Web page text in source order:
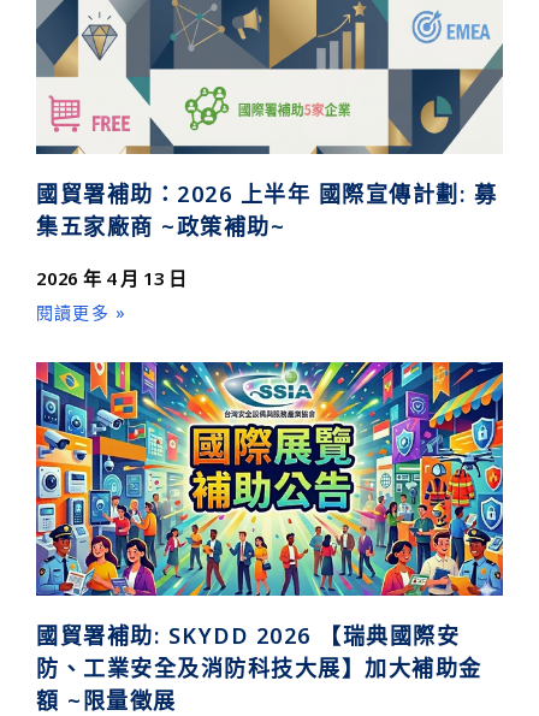
國貿署補助：2026 上半年 國際宣傳計劃: 募
集五家廠商 ~政策補助~
2026 年 4 月 13 日
閱讀更多 »
國貿署補助: SKYDD 2026 【瑞典國際安
防、工業安全及消防科技大展】加大補助金
額 ~限量徵展